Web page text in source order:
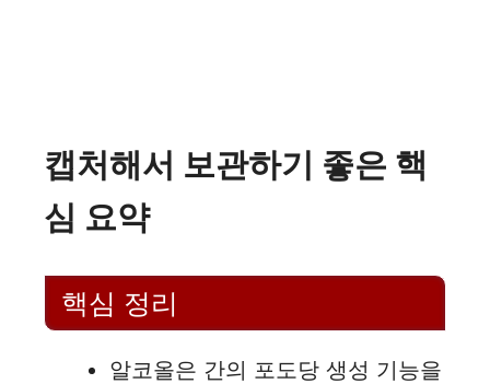
캡처해서 보관하기 좋은 핵
심 요약
핵심 정리
알코올은 간의 포도당 생성 기능을